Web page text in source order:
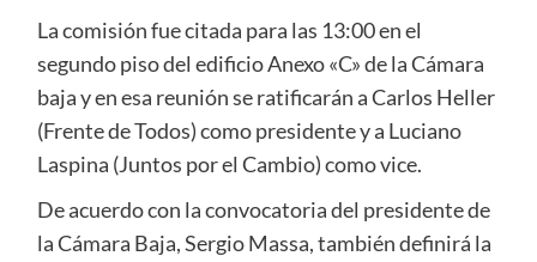
La comisión fue citada para las 13:00 en el
segundo piso del edificio Anexo «C» de la Cámara
baja y en esa reunión se ratificarán a Carlos Heller
(Frente de Todos) como presidente y a Luciano
Laspina (Juntos por el Cambio) como vice.
De acuerdo con la convocatoria del presidente de
la Cámara Baja, Sergio Massa, también definirá la